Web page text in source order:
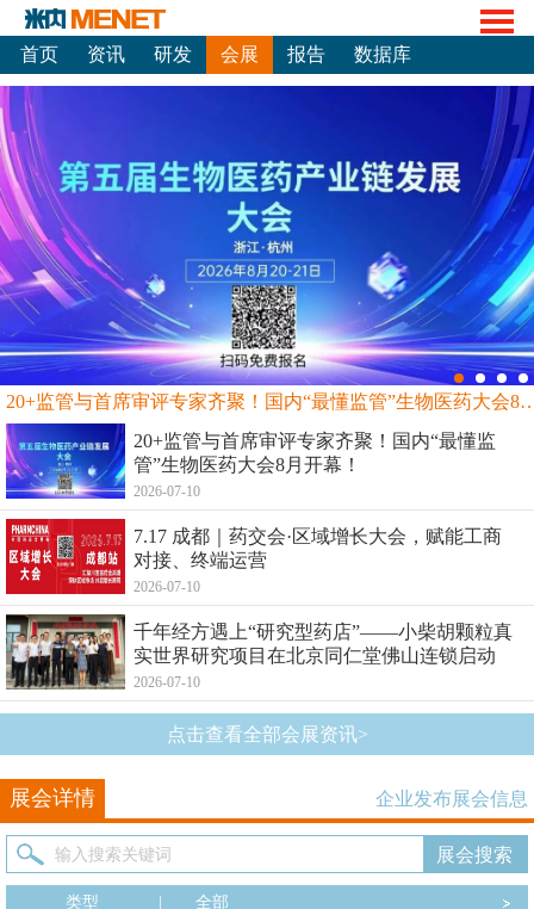
首页 资讯 研发 会展 报告 数据库
20+监管与首席审评专家齐聚！国内“最
20+监管与首席审评专家齐聚！国内“最懂监
管”生物医药大会8月开幕！
2026-07-10
7.17 成都｜药交会·区域增长大会，赋能工商
对接、终端运营
2026-07-10
千年经方遇上“研究型药店”——小柴胡颗粒真
实世界研究项目在北京同仁堂佛山连锁启动
2026-07-10
点击查看全部会展资讯>
展会详情 企业发布展会信息
类型
全部